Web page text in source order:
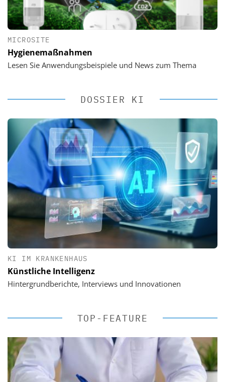
MICROSITE
Hygienemaßnahmen
Lesen Sie Anwendungsbeispiele und News zum Thema
DOSSIER KI
KI IM KRANKENHAUS
Künstliche Intelligenz
Hintergrundberichte, Interviews und Innovationen
TOP-FEATURE